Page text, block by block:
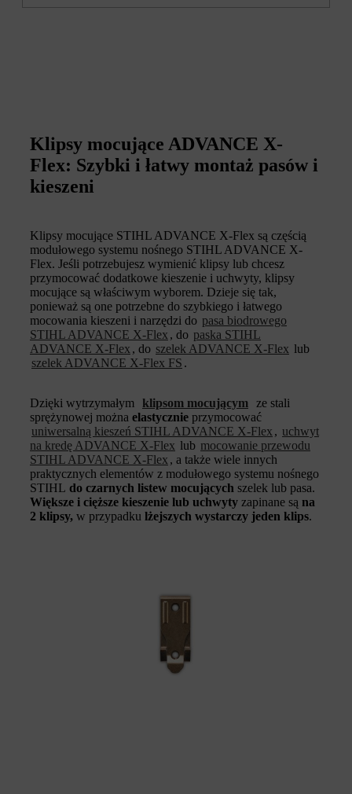
Klipsy mocujące ADVANCE X-
Flex: Szybki i łatwy montaż pasów i
kieszeni
Klipsy mocujące STIHL ADVANCE X-Flex są częścią
modułowego systemu nośnego STIHL ADVANCE X-
Flex. Jeśli potrzebujesz wymienić klipsy lub chcesz
przymocować dodatkowe kieszenie i uchwyty, klipsy
mocujące są właściwym wyborem. Dzieje się tak,
ponieważ są one potrzebne do szybkiego i łatwego
mocowania kieszeni i narzędzi do pasa biodrowego
STIHL ADVANCE X-Flex , do paska STIHL
ADVANCE X-Flex , do szelek ADVANCE X-Flex lub
szelek ADVANCE X-Flex FS .
Dzięki wytrzymałym klipsom mocującym
ze stali
sprężynowej można elastycznie przymocować
uniwersalną kieszeń STIHL ADVANCE X-Flex , uchwyt
na kredę ADVANCE X-Flex lub mocowanie przewodu
STIHL ADVANCE X-Flex , a także wiele innych
praktycznych elementów z modułowego systemu nośnego
STIHL do czarnych listew mocujących szelek lub pasa.
Większe i cięższe kieszenie lub uchwyty zapinane są na
2 klipsy, w przypadku lżejszych wystarczy jeden klips.